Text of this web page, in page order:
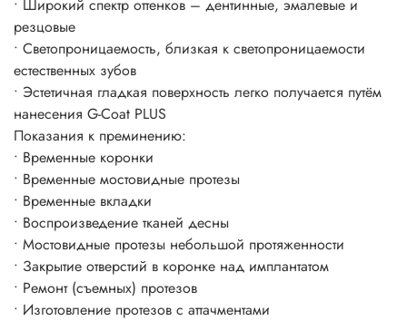
• Широкий спектр оттенков – дентинные, эмалевые и
резцовые
• Светопроницаемость, близкая к светопроницаемости
естественных зубов
• Эстетичная гладкая поверхность легко получается путём
нанесения G-Coat PLUS
Показания к преминению:
• Временные коронки
• Временные мостовидные протезы
• Временные вкладки
• Воспроизведение тканей десны
• Мостовидные протезы небольшой протяженности
• Закрытие отверстий в коронке над имплантатом
• Ремонт (съемных) протезов
• Изготовление протезов с аттачментами